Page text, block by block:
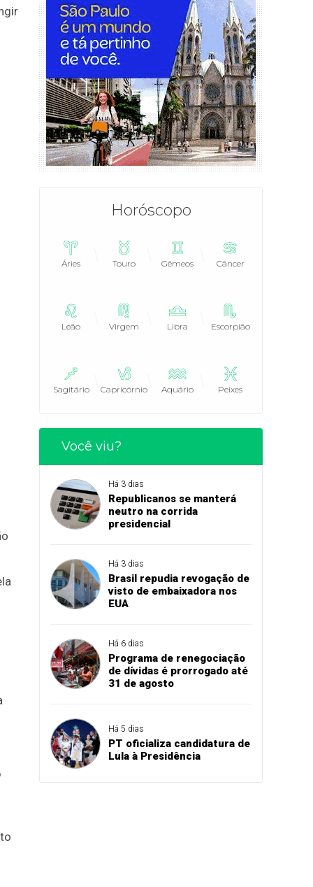
Horóscopo
Áries Touro Gêmeos Câncer
Leão Virgem Libra Escorpião
Sagitário Capricórnio Aquário Peixes
Você viu?
Há 3 dias
Republicanos se manterá
neutro na corrida
presidencial
Há 3 dias
Brasil repudia revogação de
visto de embaixadora nos
EUA
Há 6 dias
Programa de renegociação
de dívidas é prorrogado até
31 de agosto
Há 5 dias
PT oficializa candidatura de
Lula à Presidência